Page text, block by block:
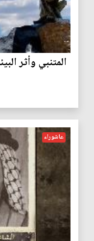
المتنبي وأثر
عاشوراء